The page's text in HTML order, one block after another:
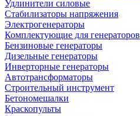
Удлинители силовые
Стабилизаторы напряжения
Электрогенераторы
Комплектующие для генераторов
Бензиновые генераторы
Дизельные генераторы
Инверторные генераторы
Автотрансформаторы
Строительный инструмент
Бетономешалки
Краскопульты